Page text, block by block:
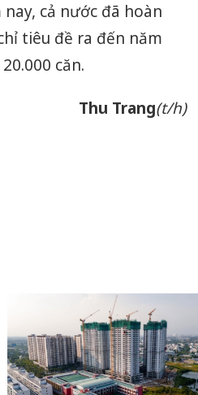
cả nước đã hoàn
tiêu đề ra đến năm
căn.
Thu Trang(t/h)